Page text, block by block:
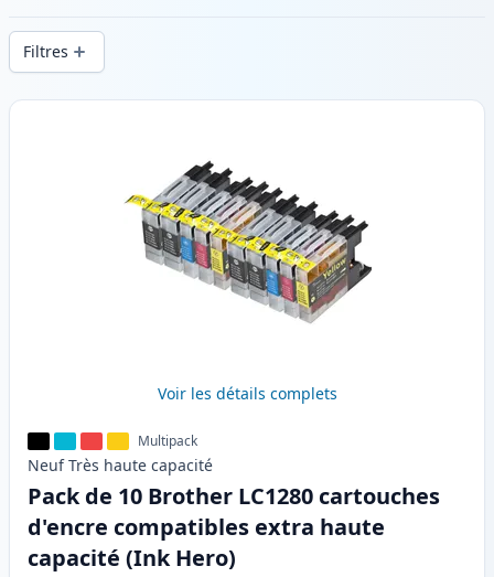
en .
Filtres
Produits
Voir les détails complets
Multipack
Neuf Très haute capacité
Pack de 10 Brother LC1280 cartouches
d'encre compatibles extra haute
capacité (Ink Hero)